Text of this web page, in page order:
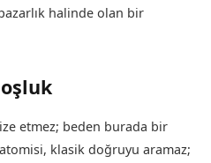
halinde olan bir
etmez; beden burada bir
klasik doğruyu aramaz;